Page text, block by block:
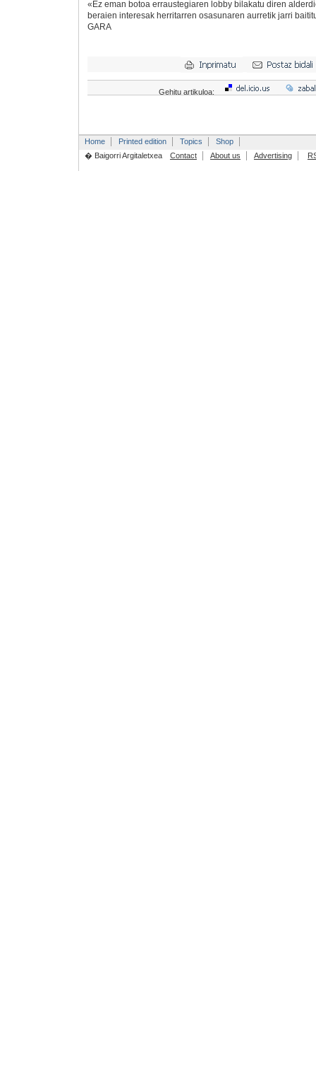
«Ez eman botoa erraustegiaren lobby bilakatu diren
beraien interesak herritarren osasunaren aurretik jarri
GARA
Gehitu artikuloa:
Home Printed edition Topics
Shop
� Baigorri Argitaletxea
Contact About us Advertising